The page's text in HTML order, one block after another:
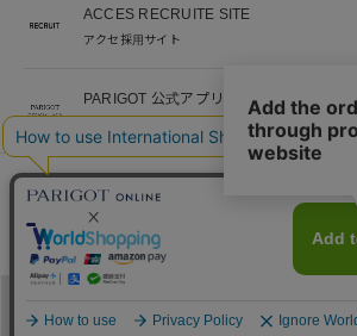
ブランド
ACCES RECRUITE SITE
アクセ採用サイト
PARIGOT 公式アプリ
新着情報を、プッシュ通知でいち早くお届け。
©︎ACCES co. ltd. all rights
※当サイト掲載写真のオークションなどへの二次